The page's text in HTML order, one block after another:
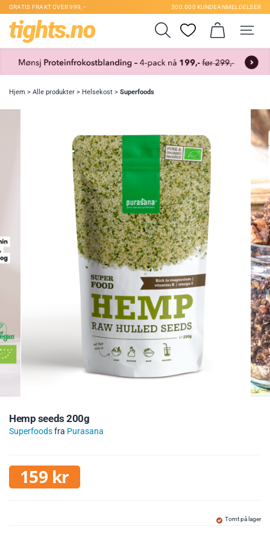
GRATIS FRAKT OVER 999,– 300.000 KUNDEANMELDELSER
Hjem > Alle produkter > Helsekost > Superfoods
Hemp seeds 200g
Superfoodsfra Purasana
159 kr
Tomt på lager